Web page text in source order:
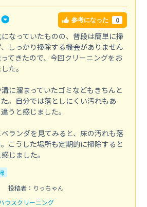
参考になった 0
なっていたものの、普段は簡単に掃
しっかり掃除する機会がありません
てきたので、今回クリーニングをお
た。
に溜まっていたゴミなどもきちんと
。自分では落としにくい汚れもあ
うと感じました。
ランダを見てみると、床の汚れも落
こうした場所も定期的に掃除すると
じました。
投稿者：りっちゃん
ウスクリーニング